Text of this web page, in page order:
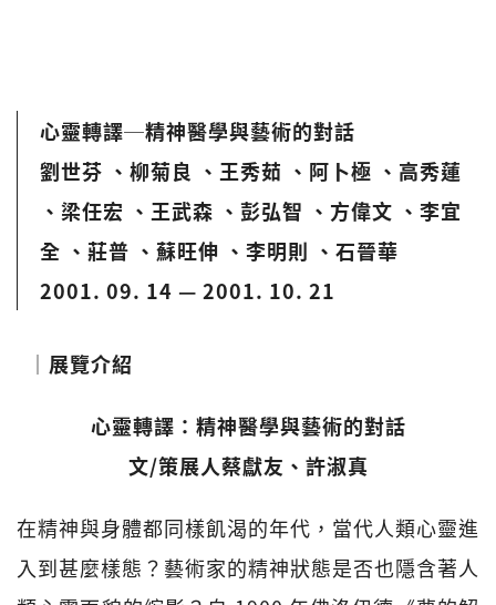
心靈轉譯─精神醫學與藝術的對話
劉世芬 、柳菊良 、王秀茹 、阿卜極 、高秀蓮
、梁任宏 、王武森 、彭弘智 、方偉文 、李宜
全 、莊普 、蘇旺伸 、李明則 、石晉華
2001. 09. 14 — 2001. 10. 21
│展覽介紹
心靈轉譯：精神醫學與藝術的對話
文/策展人蔡獻友、許淑真
在精神與身體都同樣飢渴的年代，當代人類心靈進
入到甚麼樣態？藝術家的精神狀態是否也隱含著人